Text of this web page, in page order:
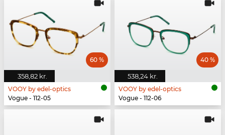
358,82 kr.
60 %
VOOY by edel-optics
Vogue - 112-05
538,24 kr.
40 %
VOOY by edel-optics
Vogue - 112-06